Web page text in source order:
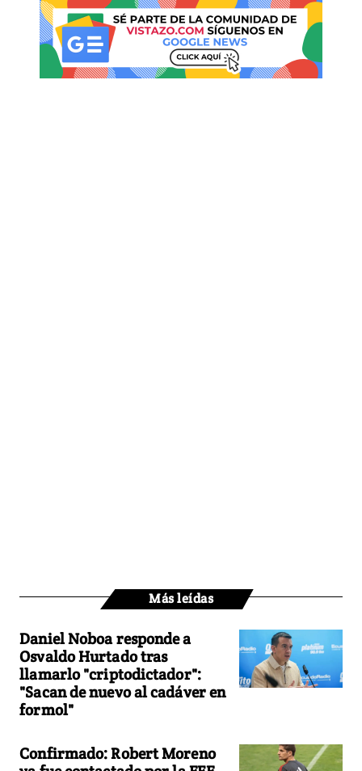
Más leídas
Daniel Noboa responde a
Osvaldo Hurtado tras
llamarlo "criptodictador":
"Sacan de nuevo al cadáver en
formol"
Confirmado: Robert Moreno